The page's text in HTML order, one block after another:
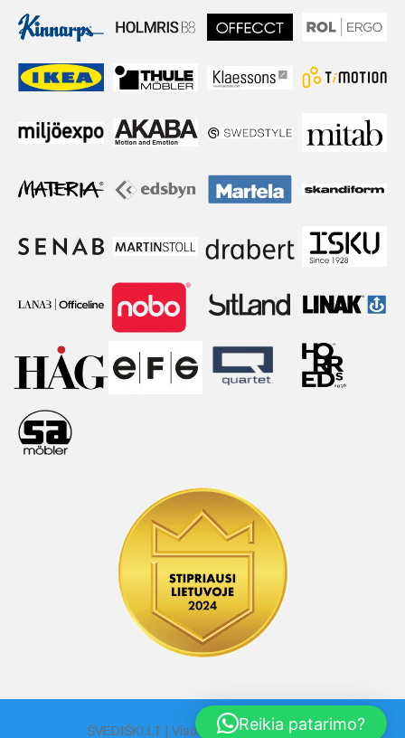
ŠVEDIŠKI.LT | Visos Teisės Saugomos |
Reikia patarimo?